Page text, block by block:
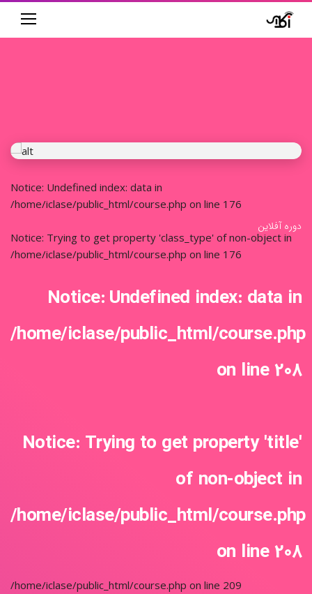
Notice: Undefined index: data in
/home/iclase/public_html/course.php on line 176
Notice: Trying to get property 'class_type' of non-object in
/home/iclase/public_html/course.php on line 176
دوره آفلاین
Notice: Undefined index: data in
/home/iclase/public_html/course.php
on line208
Notice: Trying to get property 'title'
of non-object in
/home/iclase/public_html/course.php
on line208
/home/iclase/public_html/course.php on line 209